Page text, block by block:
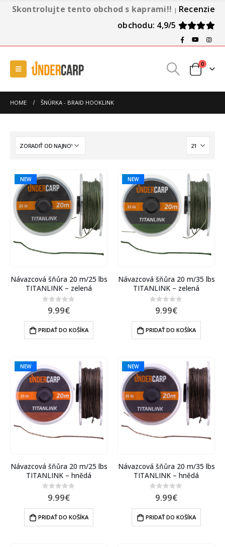
Skontrolujte tento obchod s kaprami!! | Recenzie
obchodu: 4,9/5
0
HOME ŠNÚRKA - BRAID HOOKLINK
NEW
Návazcová šňůra 20 m/25 lbs
TITANLINK – zelená
out of 5
9.99€
PRIDAŤ DO KOŠÍKA
NEW
Návazcová šňůra 20 m/35 lbs
TITANLINK – zelená
out of 5
9.99€
PRIDAŤ DO KOŠÍKA
NEW
Návazcová šňůra 20 m/25 lbs
TITANLINK – hnědá
out of 5
9.99€
PRIDAŤ DO KOŠÍKA
NEW
Návazcová šňůra 20 m/35 lbs
TITANLINK – hnědá
out of 5
9.99€
PRIDAŤ DO KOŠÍKA